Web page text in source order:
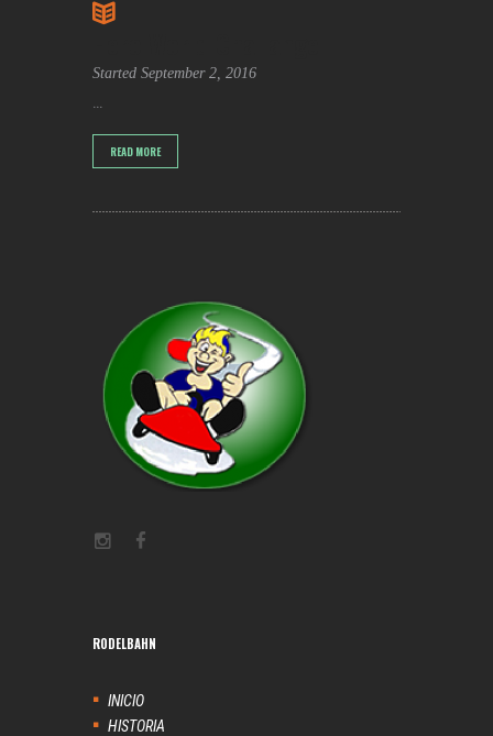
Started September 2, 2016
...
READ MORE
RODELBAHN
INICIO
HISTORIA